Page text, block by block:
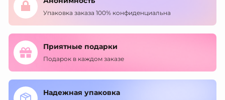
Упаковка заказа 100% конфиденциальна
Приятные подарки
Подарок в каждом заказе
Надежная упаковка